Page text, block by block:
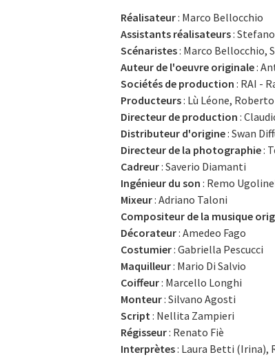
Réalisateur: Marco Bellocchio
Assistants réalisateurs:
Scénaristes: Marco Bellocchio,
Auteur de l'oeuvre originale:
Sociétés de production : RAI -
Producteurs: Lù Léone,
Directeur de production :
Distributeur d'origine: Swan
Directeur de la photographie:
Cadreur: Saverio Diamanti
Ingénieur du son : Remo
Mixeur: Adriano Taloni
Compositeur de la musique
Décorateur: Amedeo Fago
Costumier: Gabriella Pescucci
Maquilleur: Mario Di Salvio
Coiffeur: Marcello Longhi
Monteur: Silvano Agosti
Script: Nellita Zampieri
Régisseur: Renato Fiè
Interprètes: Laura Betti (Irina),